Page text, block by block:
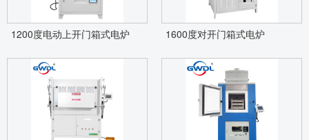
1200度电动上开门箱式电炉 1600度对开门箱式电炉